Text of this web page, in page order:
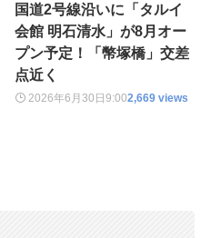
国道2号線沿いに「タルイ
会館 明石清水」が8月オー
プン予定！「幣塚橋」交差
点近く
2026年6月30日9:002,669 views